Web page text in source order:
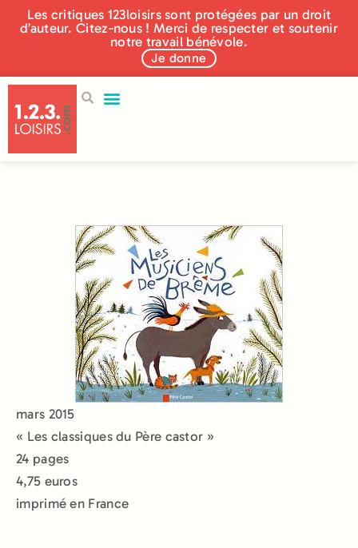
Les critiques 123loisirs sont protégées par un droit
d’auteur. Citez-nous ! Merci de respecter et soutenir
notre travail bénévole.
Je donne
mars 2015
« Les classiques du Père castor »
24 pages
4,75 euros
imprimé en France